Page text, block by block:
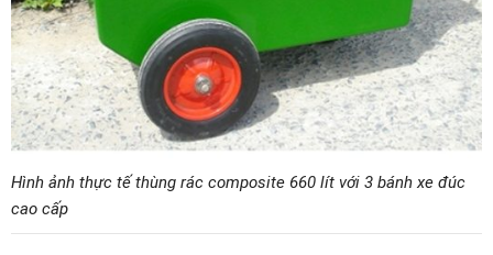
Hình ảnh thực tế thùng rác composite 660 lít với 3 bánh xe đúc
cao cấp